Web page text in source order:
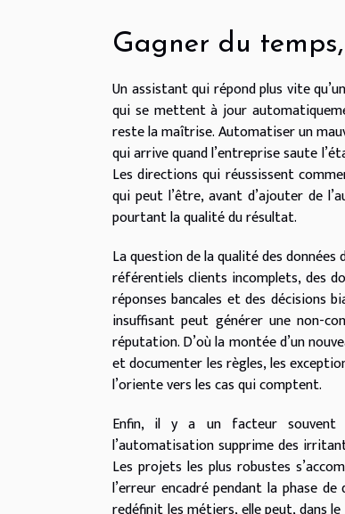
Gagner du
Un assistant qui répond plus vite
qui se mettent à jour
reste la maîtrise. Automatiser un
qui arrive quand l’entreprise saute
Les directions qui réussissent
qui peut l’être, avant d’ajouter de
pourtant la qualité du résultat.
La question de la qualité des
référentiels clients incomplets, des
réponses bancales et des décisions
insuffisant peut générer une non-
réputation. D’où la montée d’un
et documenter les règles, les
l’oriente vers les cas qui comptent.
Enfin, il y a un facteur souvent
l’automatisation supprime des
Les projets les plus robustes
l’erreur encadré pendant la phase